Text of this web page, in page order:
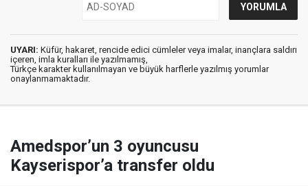
UYARI: Küfür, hakaret, rencide edici cümleler veya imalar, inançlara saldırı
içeren, imla kuralları ile yazılmamış,
Türkçe karakter kullanılmayan ve büyük harflerle yazılmış yorumlar
onaylanmamaktadır.
Amedspor’un 3 oyuncusu
Kayserispor’a transfer oldu